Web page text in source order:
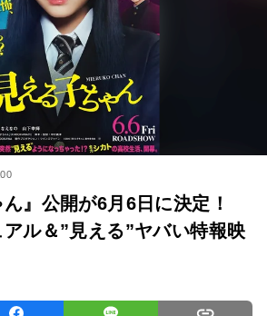
ん』公開が6月6日に決定！
ル＆”見える”ヤバい特報映